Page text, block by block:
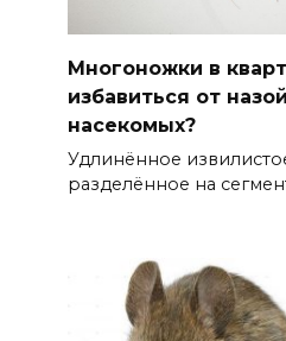
Многоножки в
избавиться от
насекомых?
Удлинённое
разделённое на